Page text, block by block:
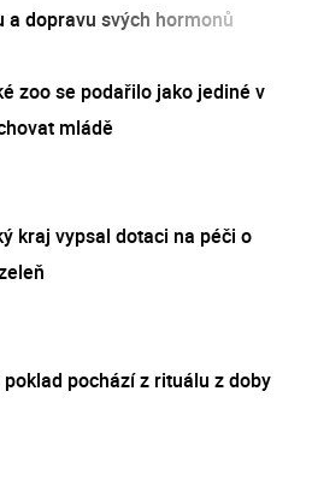
a dopravu svých hormonů
zoo se podařilo jako jediné v
mládě
kraj vypsal dotaci na péči o
poklad pochází z rituálu z doby